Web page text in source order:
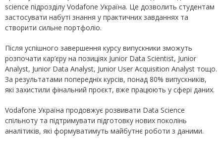
science підрозділу Vodafone Україна. Це дозволить студентам
застосувати набуті знання у практичних завданнях та
створити сильне портфоліо.
Після успішного завершення курсу випускники зможуть
розпочати кар’єру на позиціях Junior Data Scientist, Junior
Analyst, Junior Data Analyst, Junior User Acquisition Analyst тощо.
За результатами попередніх курсів, понад 80% випускників,
які захистили фінальний проєкт, вже працюють у сфері даних.
Vodafone Україна продовжує розвивати Data Science
спільноту та підтримувати підготовку нових поколінь
аналітиків, які формуватимуть майбутнє роботи з даними.